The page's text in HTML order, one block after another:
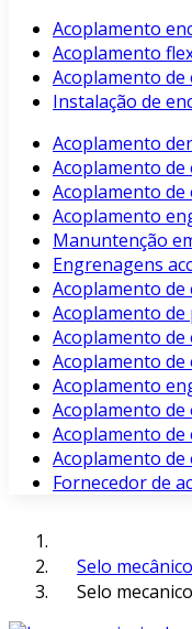
Acoplamento
Acoplamento
Acoplamento de
Instalação de
Acoplamento
Acoplamento
Acoplamento
Acoplamento
Manuntenção
Engrenagens
Acoplamento
Acoplamento
Acoplamento
Acoplamento
Acoplamento
Acoplamento de
Acoplamento
Acoplamento
Fornecedor de
Selo mecânico
Selo